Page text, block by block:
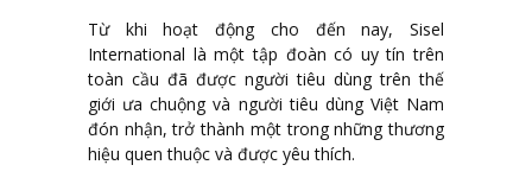
Từ khi hoạt động cho đến nay, Sisel
International là một tập đoàn có uy tín trên
toàn cầu đã được người tiêu dùng trên thế
giới ưa chuộng và người tiêu dùng Việt Nam
đón nhận, trở thành một trong những thương
hiệu quen thuộc và được yêu thích.